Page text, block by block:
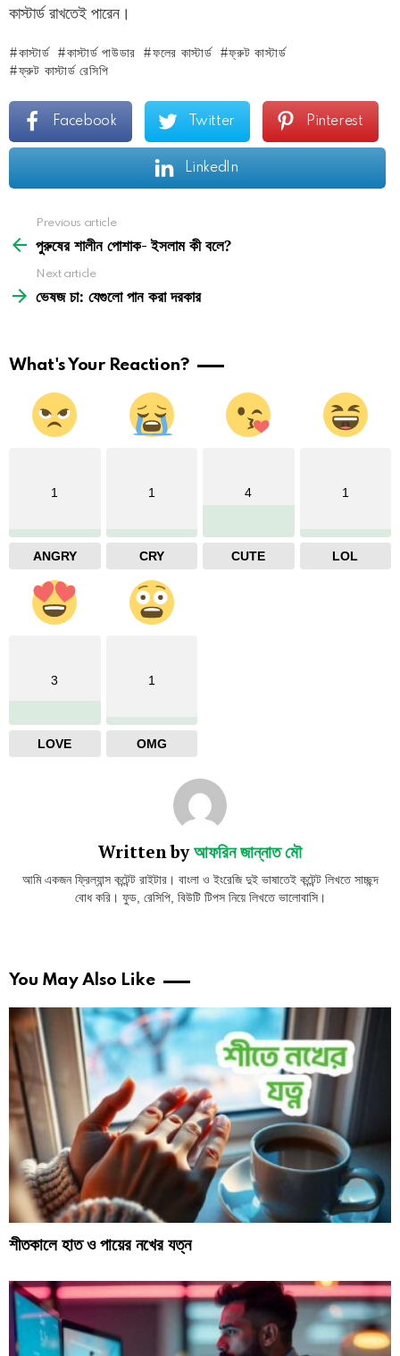
কাস্টার্ড রাখতেই পারেন।
কাস্টার্ড কাস্টার্ড পাউডার ফলের কাস্টার্ড
ফ্রুট কাস্টার্ড
ফ্রুট কাস্টার্ড রেসিপি
Facebook Twitter Pinterest
LinkedIn
more
Previous article
পুরুষের শালীন পোশাক- ইসলাম কী বলে?
Next article
ভেষজ চা: যেগুলো পান করা দরকার
What's Your Reaction?
1
ANGRY
1
CRY
4
CUTE
1
LOL
3
LOVE
1
OMG
Written byআফরিন জান্নাত মৌ
আমি একজন ফ্রিল্যান্স কন্টেন্ট রাইটার। বাংলা ও ইংরেজি দুই ভাষাতেই কন্টেন্ট লিখতে সাচ্ছন্দ
বোধ করি। ফুড, রেসিপি, বিউটি টিপস নিয়ে লিখতে ভালোবাসি।
You May Also Like
শীতকালে হাত ও পায়ের নখের যত্ন